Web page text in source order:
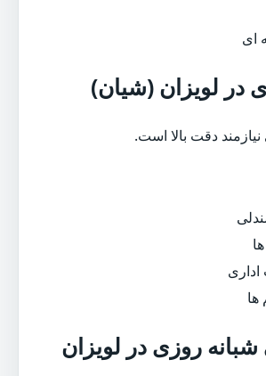
ای
در لویزان (شیان)
نیازمند دقت بالا است.
ها
روزی در لویزان